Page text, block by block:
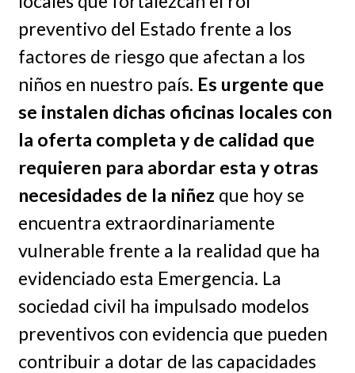
preventivo del Estado frente a los
factores de riesgo que afectan a los
niños en nuestro país. Es urgente que
se instalen dichas oficinas locales con
la oferta completa y de calidad que
requieren para abordar esta y otras
necesidades de la niñez que hoy se
encuentra extraordinariamente
vulnerable frente a la realidad que ha
evidenciado esta Emergencia. La
sociedad civil ha impulsado modelos
preventivos con evidencia que pueden
contribuir a dotar de las capacidades